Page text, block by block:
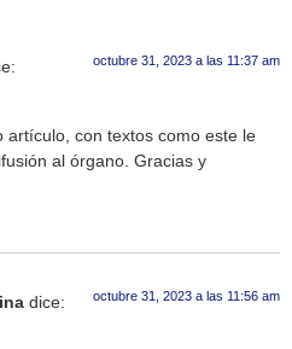
octubre 31, 2023 a las 11:37 am
artículo, con textos como este le
al órgano. Gracias y
dice: octubre 31, 2023 a las 11:56 am